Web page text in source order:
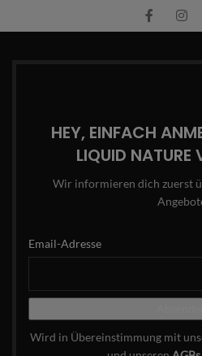
HEY, EINFACH
LIQUID NATURE
Wir informieren dich zuerst
Email-Adresse
Wird in Übereinstimmung mit